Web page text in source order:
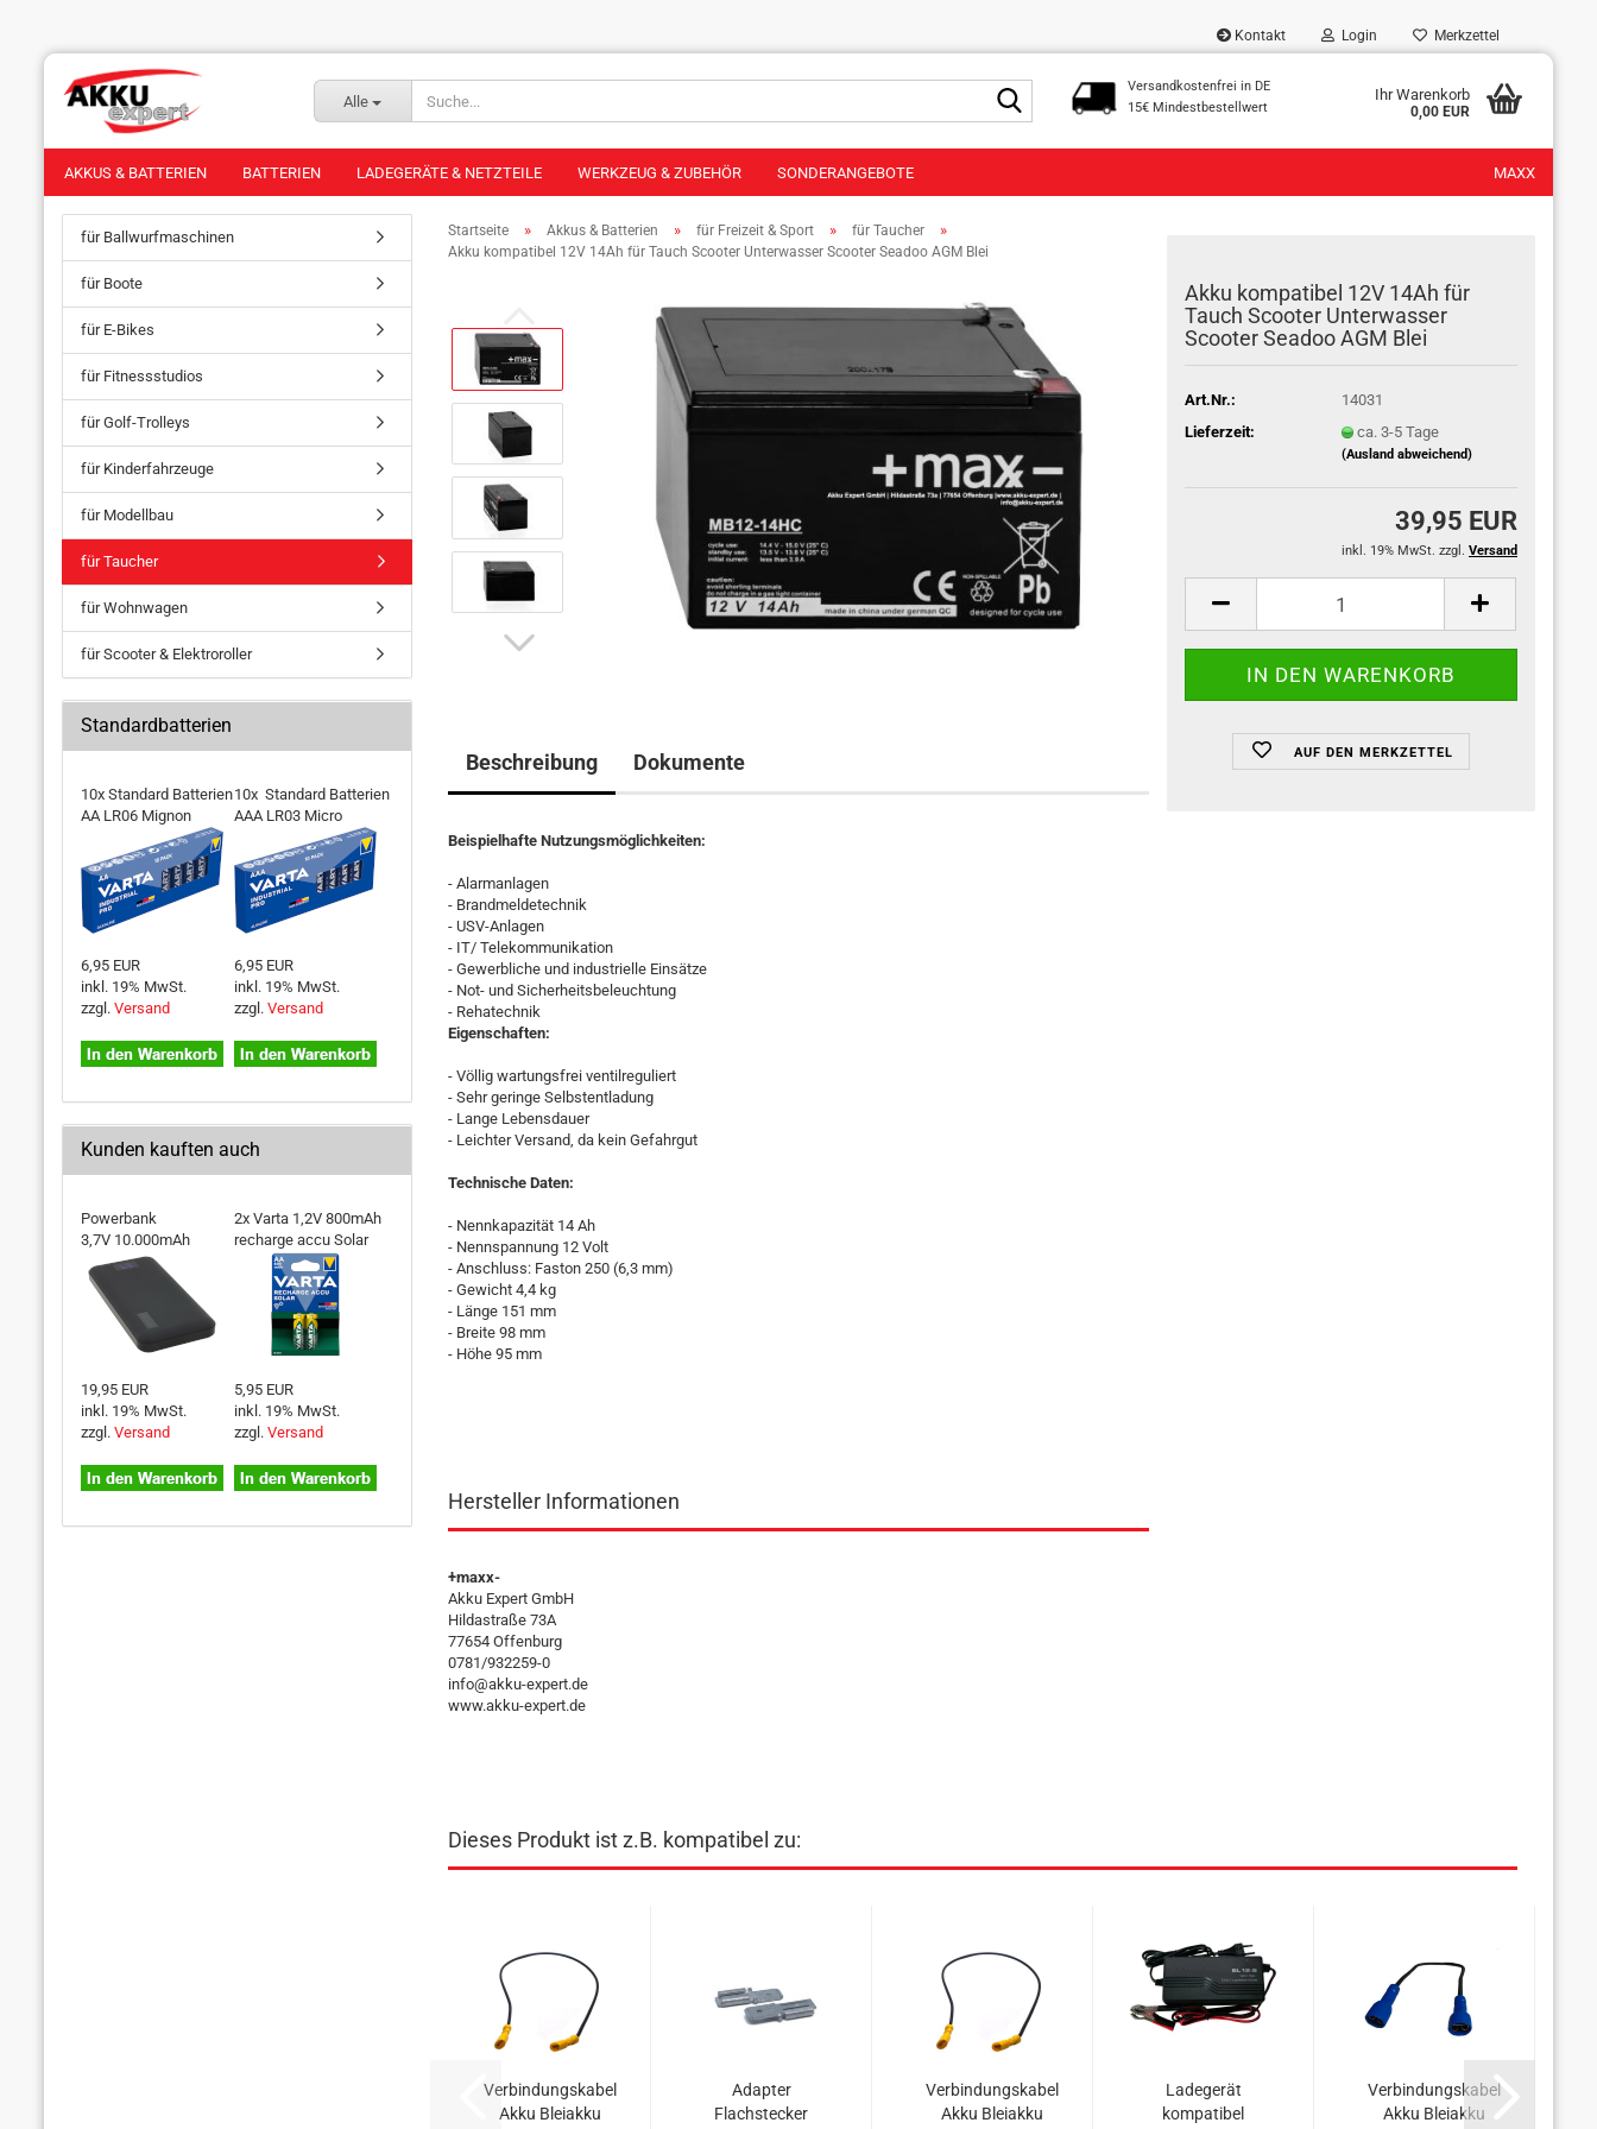
Kontakt Login Merkzettel
Alle
Suche...
Versandkostenfrei in DE
15€ Mindestbestellwert
Ihr Warenkorb
0,00 EUR
AKKUS & BATTERIEN BATTERIEN LADEGERÄTE & NETZTEILE WERKZEUG & ZUBEHÖR SONDERANGEBOTE MAXX
Startseite » Akkus & Batterien » für Freizeit & Sport » für Taucher »
Akku kompatibel 12V 14Ah für Tauch Scooter Unterwasser Scooter Seadoo AGM Blei
Akku kompatibel 12V 14Ah für
Tauch Scooter Unterwasser
Scooter Seadoo AGM Blei
Art.Nr.:
14031
Lieferzeit:
ca. 3-5 Tage
(Ausland abweichend)
39,95 EUR
inkl. 19% MwSt. zzgl. Versand
AUF DEN MERKZETTEL
Beschreibung Dokumente
Beispielhafte Nutzungsmöglichkeiten:
- Alarmanlagen
- Brandmeldetechnik
- USV-Anlagen
- IT/ Telekommunikation
- Gewerbliche und industrielle Einsätze
- Not- und Sicherheitsbeleuchtung
- Rehatechnik
Eigenschaften:
- Völlig wartungsfrei ventilreguliert
- Sehr geringe Selbstentladung
- Lange Lebensdauer
- Leichter Versand, da kein Gefahrgut
Technische Daten:
- Nennkapazität 14 Ah
- Nennspannung 12 Volt
- Anschluss: Faston 250 (6,3 mm)
- Gewicht 4,4 kg
- Länge 151 mm
- Breite 98 mm
- Höhe 95 mm
Hersteller Informationen
+maxx-
Akku Expert GmbH
Hildastraße 73A
77654 Offenburg
0781/932259-0
info@akku-expert.de
www.akku-expert.de
Dieses Produkt ist z.B. kompatibel zu:
Verbindungskabel
Akku Bleiakku
Adapter
Flachstecker
Verbindungskabel
Akku Bleiakku
Ladegerät
kompatibel
Verbindungskabel
Akku Bleiakku
für Ballwurfmaschinen
für Boote
für E-Bikes
für Fitnessstudios
für Golf-Trolleys
für Kinderfahrzeuge
für Modellbau
für Taucher
für Wohnwagen
für Scooter & Elektroroller
Standardbatterien
10x Standard Batterien
AA LR06 Mignon
6,95 EUR
inkl. 19% MwSt.
zzgl. Versand
10x Standard Batterien
AAA LR03 Micro
6,95 EUR
inkl. 19% MwSt.
zzgl. Versand
Kunden kauften auch
Powerbank
3,7V 10.000mAh
19,95 EUR
inkl. 19% MwSt.
zzgl. Versand
2x Varta 1,2V 800mAh
recharge accu Solar
5,95 EUR
inkl. 19% MwSt.
zzgl. Versand